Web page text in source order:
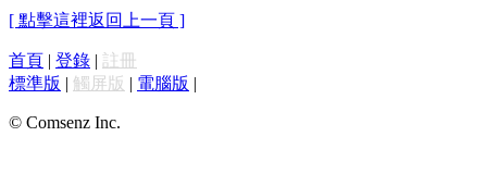
[ 點擊這裡返回上一頁 ]
首頁 | 登錄 | 註冊
標準版 | 觸屏版 | 電腦版 |
© Comsenz Inc.